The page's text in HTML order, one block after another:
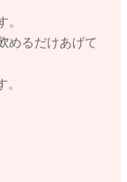
めるだけあげて